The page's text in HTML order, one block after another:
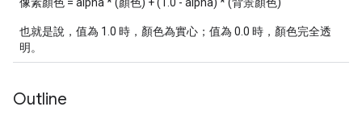
也就是說，值為 1.0 時，顏色為實心；值為 0.0 時，顏色完全透
明。
Outline